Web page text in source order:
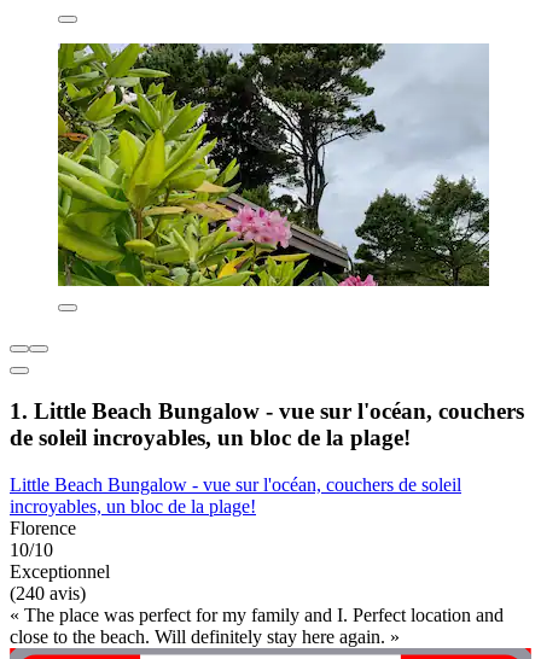
1. Little Beach Bungalow - vue sur l'océan, couchers
de soleil incroyables, un bloc de la plage!
Little Beach Bungalow - vue sur l'océan, couchers de soleil
incroyables, un bloc de la plage!
Florence
10/10
Exceptionnel
(240 avis)
« The place was perfect for my family and I. Perfect location and
close to the beach. Will definitely stay here again. »